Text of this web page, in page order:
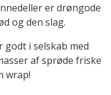
er drøngode
og den slag.
i selskab med
af sprøde friske
wrap!